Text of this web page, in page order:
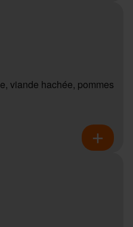
viande hachée, pommes